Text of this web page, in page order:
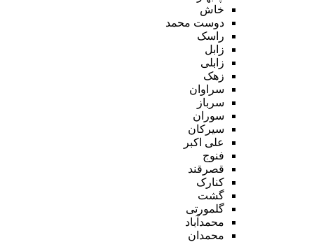
خاش
دوست محمد
راسک
زابل
زابلی
زهک
سراوان
سرباز
سوران
سیرکان
علی اکبر
فنوج
قصرقند
کنارک
گشت
گلمورتی
محمدآباد
محمدان